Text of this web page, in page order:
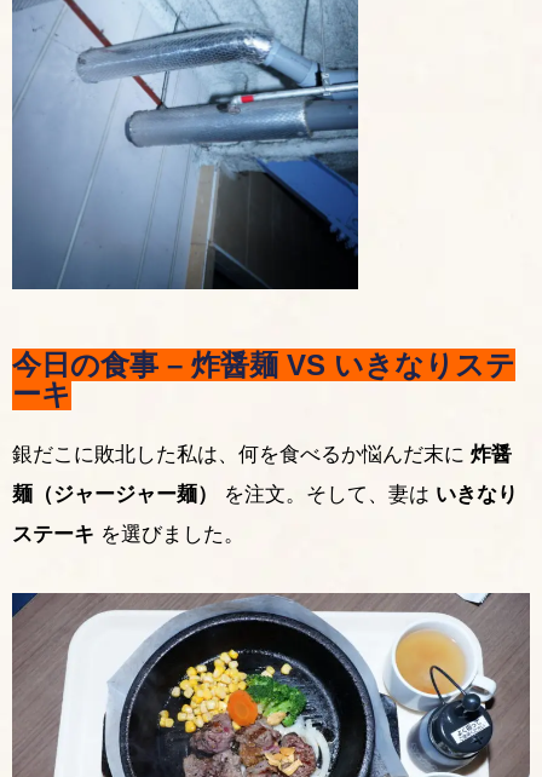
今日の食事 – 炸醤麺 VS いきなりステ
ーキ
銀だこに敗北した私は、何を食べるか悩んだ末に 炸醤
麺（ジャージャー麺）
を注文。そして、妻は いきなり
ステーキ を選びました。